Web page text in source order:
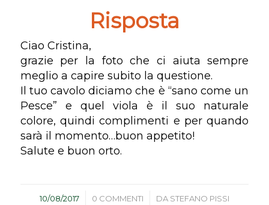
Risposta
Ciao Cristina,
grazie per la foto che ci aiuta sempre
meglio a capire subito la questione.
Il tuo cavolo diciamo che è “sano come un
Pesce” e quel viola è il suo naturale
colore, quindi complimenti e per quando
sarà il momento…buon appetito!
Salute e buon orto.
10/08/2017
/ 0 COMMENTI
/ DA STEFANO PISSI